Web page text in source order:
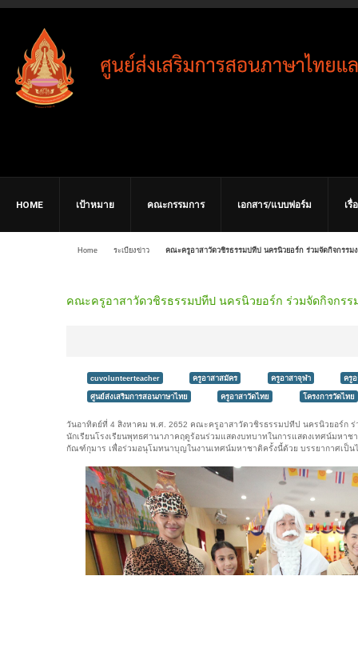
HOME เป้าหมาย คณะกรรมการ เอกสาร/แบบฟอร์ม เรื่
Home ระเบียงข่าว คณะครูอาสาวัดวชิรธรรมปทีป นครนิวยอร์ก ร่วมจัดกิจกรรม
คณะครูอาสาวัดวชิรธรรมปทีป นครนิวยอร์ก ร่วมจัดกิจกรร
cuvolunteerteacher ครูอาสาสมัคร ครูอาสาจุฬา ครู
ศูนย์ส่งเสริมการสอนภาษาไทย ครูอาสาวัดไทย โครงการวัดไทย
วันอาทิตย์ที่ 4 สิงหาคม พ.ศ. 2652 คณะครูอาสาวัดวชิรธรรมปทีป นครนิวยอร์ก
นักเรียนโรงเรียนพุทธศานาภาคฤดูร้อนร่วมแสดงบทบาทในการแสดงเทศน์มหา
กัณฑ์กุมาร เพื่อร่วมอนุโมทนาบุญในงานเทศน์มหาชาติครั้งนี้ด้วย บรรยากาศเป็น